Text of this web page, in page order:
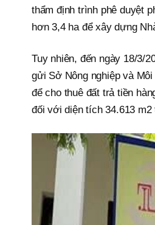
thẩm định trình phê duyệt
hơn 3,4 ha để xây dựng
Tuy nhiên, đến ngày 18/3/
gửi Sở Nông nghiệp và
để cho thuê đất trả tiền
đối với diện tích 34.613